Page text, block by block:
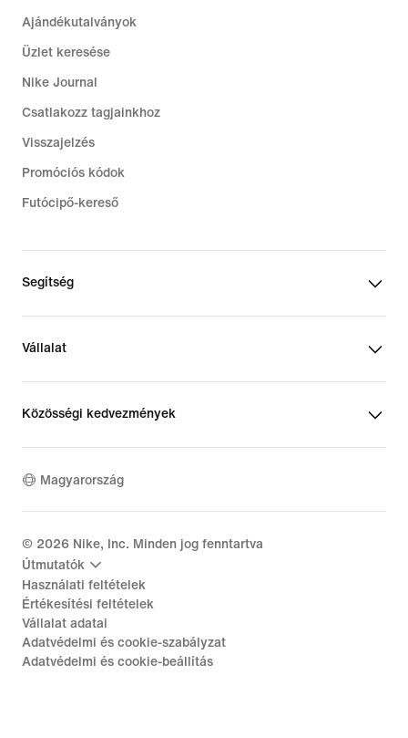
Ajándékutalványok
Üzlet keresése
Nike Journal
Csatlakozz tagjainkhoz
Visszajelzés
Promóciós kódok
Futócipő-kereső
Segítség
Vállalat
Közösségi kedvezmények
Magyarország
© 2026 Nike, Inc. Minden jog fenntartva
Útmutatók
Használati feltételek
Értékesítési feltételek
Vállalat adatai
Adatvédelmi és cookie-szabályzat
Adatvédelmi és cookie-beállítás